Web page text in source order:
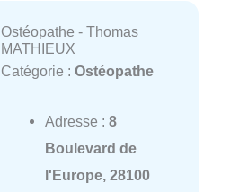
Ostéopathe - Thomas
MATHIEUX
Catégorie : Ostéopathe
Adresse : 8
Boulevard de
l'Europe, 28100